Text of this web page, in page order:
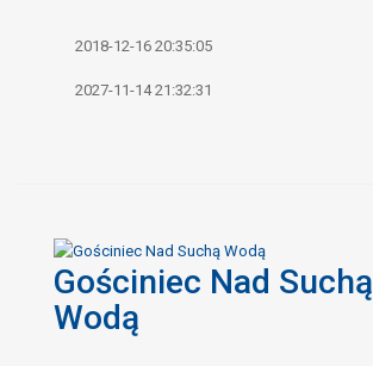
2018-12-16 20:35:05
2027-11-14 21:32:31
Gościniec Nad Suchą
Wodą